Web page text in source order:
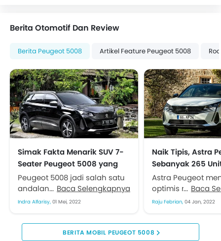
Berita Otomotif Dan Review
Berita Peugeot 5008 Artikel Feature Peugeot 5008
Simak Fakta Menarik SUV 7-
Seater Peugeot 5008 yang
Jarang Diketahui
Peugeot 5008 jadi salah satu
andalan penjualan Astra
Peugeot di Indonesia.
2008 dan 3008. Varian anyar...
Baca Selengkapnya
Indra Alfarisy, 01 Mei, 2022
Naik Tipis, Astra
Sebanyak 265
Astra Peugeot
optimis
2022. Setelah
membuat
nyaris terhenti
Baca
Raju Febrian, 04 Jan, 2022
BERITA MOBIL PEUGEOT 5008